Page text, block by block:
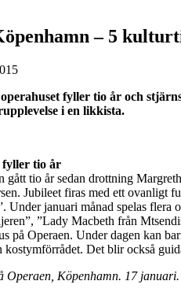
– 5
fyller tio år och
i en likkista.
fyller tio år
gått tio år sedan drottning
Jubileet firas med ett ovanligt
Under januari månad spelas flera
”Lady Macbeth från
på Operaen. Under dagen kan
kostymförrådet. Det blir också
Operaen, Köpenhamn. 17 januari.